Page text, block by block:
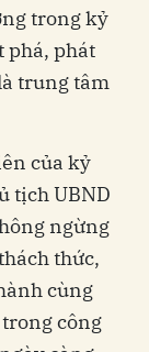
trong kỷ
phá, phát
trung tâm
của kỷ
tịch UBND
ngừng
thức,
cùng
công